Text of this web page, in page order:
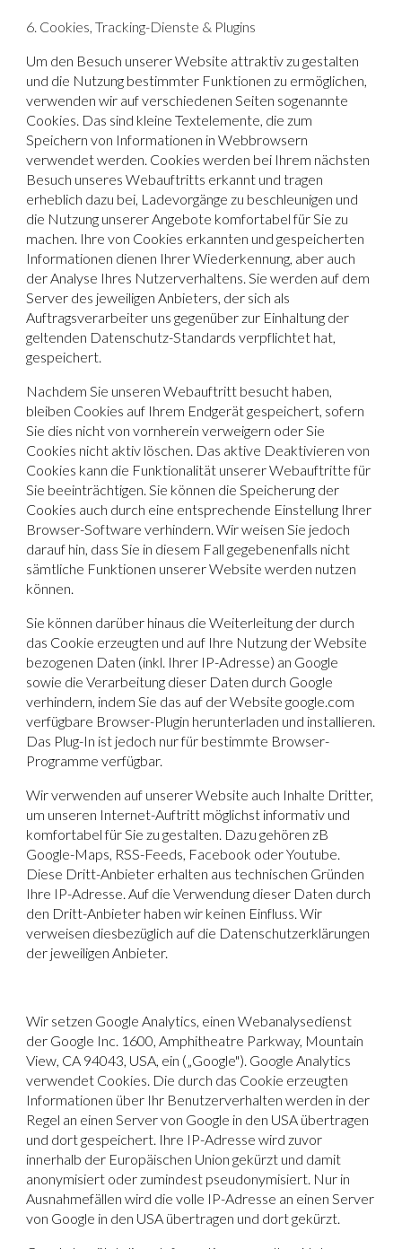
6. Cookies, Tracking-Dienste & Plugins
Um den Besuch unserer Website attraktiv zu gestalten
und die Nutzung bestimmter Funktionen zu ermöglichen,
verwenden wir auf verschiedenen Seiten sogenannte
Cookies. Das sind kleine Textelemente, die zum
Speichern von Informationen in Webbrowsern
verwendet werden. Cookies werden bei Ihrem nächsten
Besuch unseres Webauftritts erkannt und tragen
erheblich dazu bei, Ladevorgänge zu beschleunigen und
die Nutzung unserer Angebote komfortabel für Sie zu
machen. Ihre von Cookies erkannten und gespeicherten
Informationen dienen Ihrer Wiederkennung, aber auch
der Analyse Ihres Nutzerverhaltens. Sie werden auf dem
Server des jeweiligen Anbieters, der sich als
Auftragsverarbeiter uns gegenüber zur Einhaltung der
geltenden Datenschutz-Standards verpflichtet hat,
gespeichert.
Nachdem Sie unseren Webauftritt besucht haben,
bleiben Cookies auf Ihrem Endgerät gespeichert, sofern
Sie dies nicht von vornherein verweigern oder Sie
Cookies nicht aktiv löschen. Das aktive Deaktivieren von
Cookies kann die Funktionalität unserer Webauftritte für
Sie beeinträchtigen. Sie können die Speicherung der
Cookies auch durch eine entsprechende Einstellung Ihrer
Browser-Software verhindern. Wir weisen Sie jedoch
darauf hin, dass Sie in diesem Fall gegebenenfalls nicht
sämtliche Funktionen unserer Website werden nutzen
können.
Sie können darüber hinaus die Weiterleitung der durch
das Cookie erzeugten und auf Ihre Nutzung der Website
bezogenen Daten (inkl. Ihrer IP-Adresse) an Google
sowie die Verarbeitung dieser Daten durch Google
verhindern, indem Sie das auf der Website google.com
verfügbare Browser-Plugin herunterladen und installieren.
Das Plug-In ist jedoch nur für bestimmte Browser-
Programme verfügbar.
Wir verwenden auf unserer Website auch Inhalte Dritter,
um unseren Internet-Auftritt möglichst informativ und
komfortabel für Sie zu gestalten. Dazu gehören zB
Google-Maps, RSS-Feeds, Facebook oder Youtube.
Diese Dritt-Anbieter erhalten aus technischen Gründen
Ihre IP-Adresse. Auf die Verwendung dieser Daten durch
den Dritt-Anbieter haben wir keinen Einfluss. Wir
verweisen diesbezüglich auf die Datenschutzerklärungen
der jeweiligen Anbieter.
Wir setzen Google Analytics, einen Webanalysedienst
der Google Inc. 1600, Amphitheatre Parkway, Mountain
View, CA 94043, USA, ein („Google"). Google Analytics
verwendet Cookies. Die durch das Cookie erzeugten
Informationen über Ihr Benutzerverhalten werden in der
Regel an einen Server von Google in den USA übertragen
und dort gespeichert. Ihre IP-Adresse wird zuvor
innerhalb der Europäischen Union gekürzt und damit
anonymisiert oder zumindest pseudonymisiert. Nur in
Ausnahmefällen wird die volle IP-Adresse an einen Server
von Google in den USA übertragen und dort gekürzt.